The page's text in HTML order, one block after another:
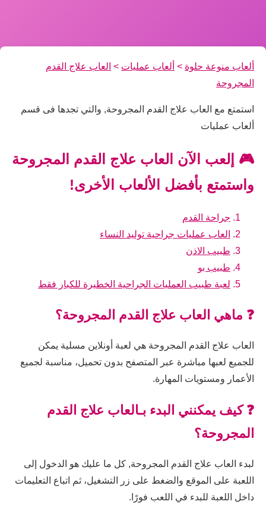
ألعاب منوعة حلوة > ألعاب عمليات > العاب علاج القدم
المجروحة
استمتع مع العاب علاج القدم المجروحة, والتي تجدها فى قسم
ألعاب عمليات
🎮 إلعب الآن العاب علاج القدم المجروحة
واستمتع بأفضل الألعاب الأخرى!
جراحة القدم
العاب عمليات جراحية توليد النساء
طبيب الاذن
طبيب بو
لعبة طبيب العمليات الجراحية الخطيرة للكبار فقط
❓ ماهي العاب علاج القدم المجروحة؟
العاب علاج القدم المجروحة هي لعبة أونلاين مسلية يمكن
للجميع لعبها مباشرة عبر المتصفح بدون تحميل، مناسبة لجميع
الأعمار ومستويات المهارة.
❓ كيف يمكنني البدء بـالعاب علاج القدم
المجروحة؟
لبدء العاب علاج القدم المجروحة, كل ما عليك هو الدخول إلى
اللعبة على الموقع والضغط على زر التشغيل، ثم اتباع التعليمات
داخل اللعبة للبدء في اللعب فورًا.